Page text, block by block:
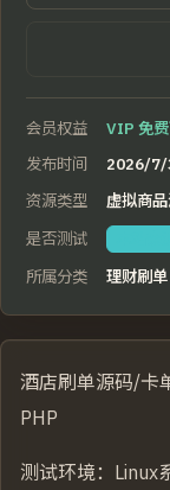
会员权益
VIP 免
发布时间
2026/7/
资源类型
虚拟商
是否测试
所属分类
理财刷单
酒店刷单源码/卡
PHP
测试环境：Linux